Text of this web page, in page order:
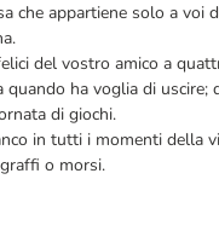
che appartiene solo a
del vostro amico a
quando ha voglia di
di giochi.
in tutti i momenti della
o morsi.